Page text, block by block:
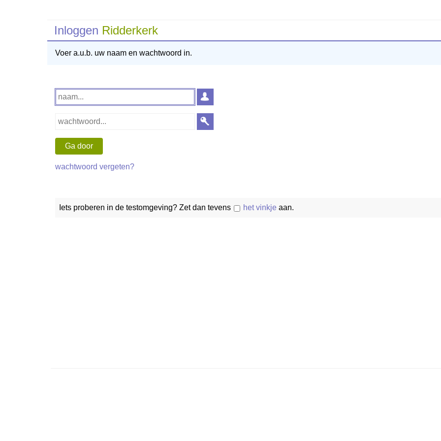
Inloggen Ridderkerk
Voer a.u.b. uw naam en wachtwoord in.
wachtwoord vergeten?
Iets proberen in de testomgeving? Zet dan tevens het vinkje aan.